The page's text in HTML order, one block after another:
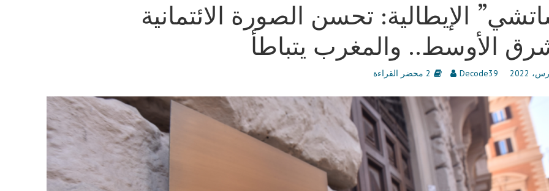
الإيطالية: تحسن الصورة الائتمانية
الأوسط.. والمغرب يتباطأ
Decode39 2 محضر القراءة